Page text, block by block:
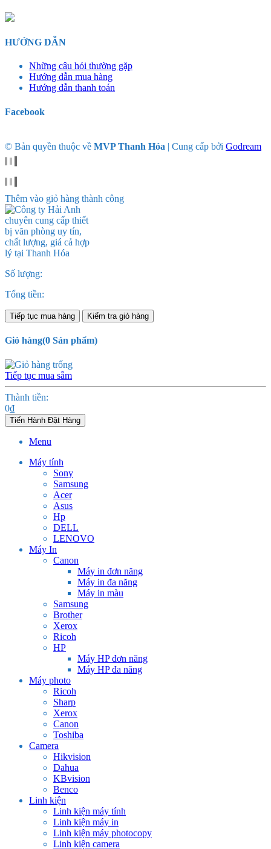
HƯỚNG DẪN
Những câu hỏi thường gặp
Hướng dẫn mua hàng
Hướng dẫn thanh toán
Facebook
© Bản quyền thuộc về MVP Thanh Hóa | Cung cấp bởi Godream
Thêm vào giỏ hàng thành công
Số lượng:
Tổng tiền:
Tiếp tục mua hàng Kiểm tra giỏ hàng
Giỏ hàng(0 Sản phẩm)
Tiếp tục mua sắm
Thành tiền:
0₫
Tiến Hành Đặt Hàng
Menu
Máy tính
Sony
Samsung
Acer
Asus
Hp
DELL
LENOVO
Máy In
Canon
Máy in đơn năng
Máy in đa năng
Máy in màu
Samsung
Brother
Xerox
Ricoh
HP
Máy HP đơn năng
Máy HP đa năng
Máy photo
Ricoh
Sharp
Xerox
Canon
Toshiba
Camera
Hikvision
Dahua
KBvision
Benco
Linh kiện
Linh kiện máy tính
Linh kiện máy in
Linh kiện máy photocopy
Linh kiện camera